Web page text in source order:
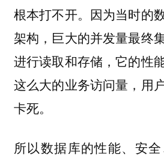
根本打不开。因为当时的
架构，巨大的并发量最终
进行读取和存储，它的性
这么大的业务访问量，用
卡死。
所以数据库的性能、安